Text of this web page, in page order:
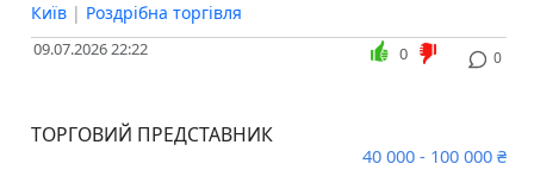
Київ | Роздрібна торгівля
09.07.2026 22:22 0
0
ТОРГОВИЙ ПРЕДСТАВНИК
40 000 - 100 000 ₴